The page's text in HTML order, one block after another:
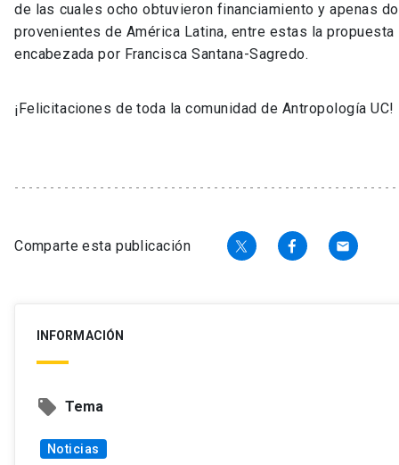
de las cuales ocho obtuvieron financiamiento y apenas
provenientes de América Latina, entre estas la propuesta
encabezada por Francisca Santana-Sagredo.
¡Felicitaciones de toda la comunidad de Antropología UC!
Comparte esta publicación email
INFORMACIÓN
local_offer Tema
Noticias